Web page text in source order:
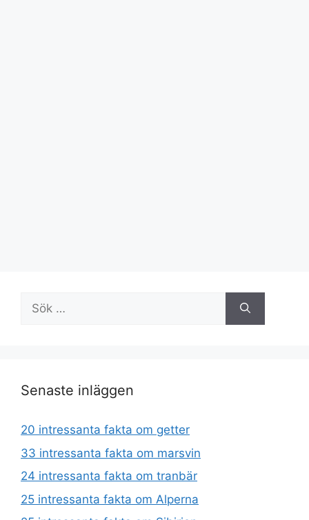
Sök
efter:
Senaste inläggen
20 intressanta fakta om getter
33 intressanta fakta om marsvin
24 intressanta fakta om tranbär
25 intressanta fakta om Alperna